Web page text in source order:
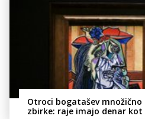
Otroci bogatašev
zbirke: raje imajo denar